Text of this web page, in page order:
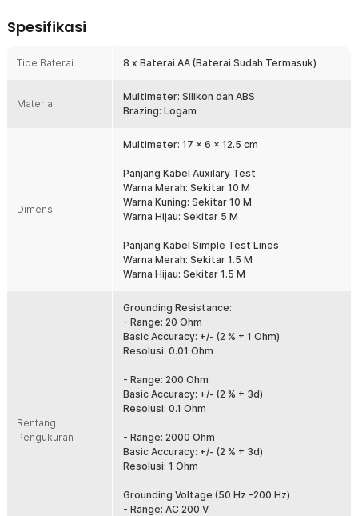
tinggi, hasil pengukuran akan ditampilkan secara jelas pada layar.
Dibekali fitur anti debu dan tahan lembap, alat ini nyaman digunakan
ABS berkualitas, sehingga tahan lama dan andal.
Perhitungan Mencapai 2000 Ohm
hingga 2000 Ohm. Rentang perhitungan yang begitu besar ini
Selain mengukur hambatan tanah pada sistem listrik, alat ini juga
berbagai sistem, mulai dari peralatan listrik hingga perangkat
Rincian yang Anda dapatkan untuk pembelian produk ini:
1 x ANENG Digital Earth Tester Grounding Multimeter - MH14
2 x Grounded Steel brazing
1 x Set Simple Test Lines (Hijau dan Merah)
1 x Tas Penyimpanan
1 x Panduan Penggunaan
Spesifikasi
Tipe Baterai 8 x Baterai AA (Baterai Sudah Termasuk)
Material
Multimeter: Silikon dan ABS
Brazing: Logam
Dimensi
Multimeter: 17 x 6 x 12.5 cm
Panjang Kabel Auxilary Test
Warna Merah: Sekitar 10 M
Warna Kuning: Sekitar 10 M
Warna Hijau: Sekitar 5 M
Panjang Kabel Simple Test Lines
Warna Merah: Sekitar 1.5 M
Warna Hijau: Sekitar 1.5 M
Rentang
Pengukuran
Grounding Resistance:
- Range: 20 Ohm
Basic Accuracy: +/- (2 % + 1 Ohm)
Resolusi: 0.01 Ohm
- Range: 200 Ohm
Basic Accuracy: +/- (2 % + 3d)
Resolusi: 0.1 Ohm
- Range: 2000 Ohm
Basic Accuracy: +/- (2 % + 3d)
Resolusi: 1 Ohm
Grounding Voltage (50 Hz -200 Hz)
- Range: AC 200 V